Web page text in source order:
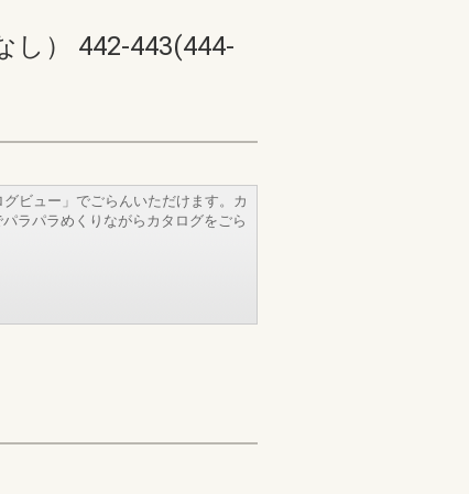
し） 442-443(444-
ビュー」でごらんいただけます。カ
ラパラめくりながらカタログをごら